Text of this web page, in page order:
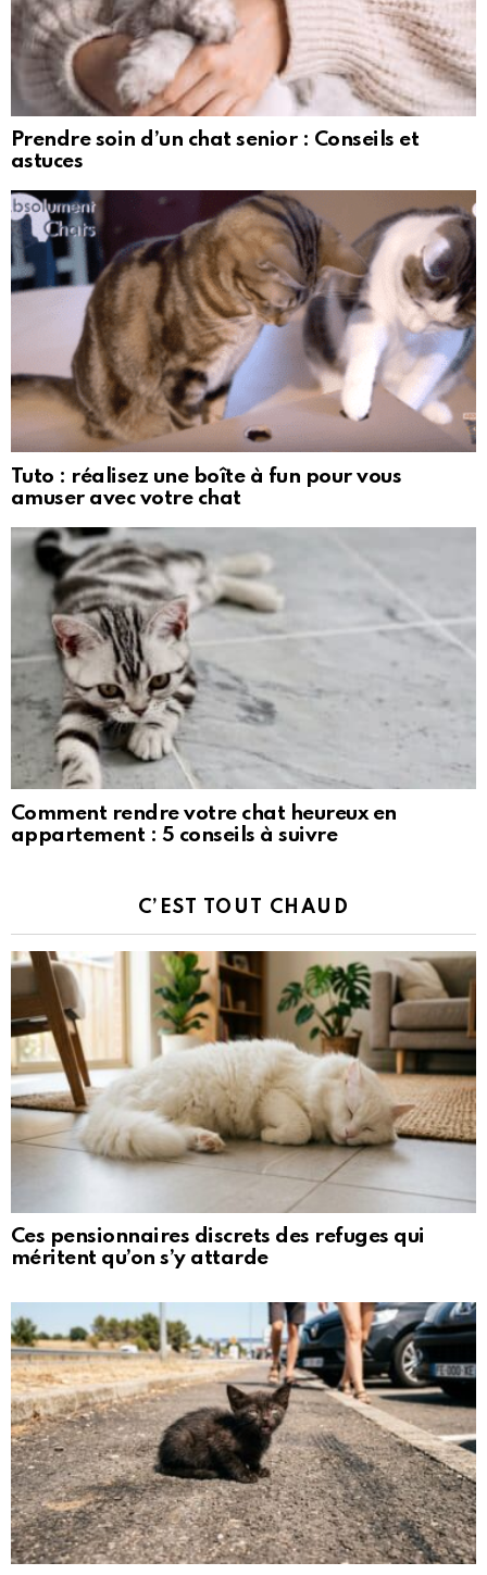
Prendre soin d’un chat senior : Conseils et
astuces
Tuto : réalisez une boîte à fun pour vous
amuser avec votre chat
Comment rendre votre chat heureux en
appartement : 5 conseils à suivre
C’EST TOUT CHAUD
Ces pensionnaires discrets des refuges qui
méritent qu’on s’y attarde